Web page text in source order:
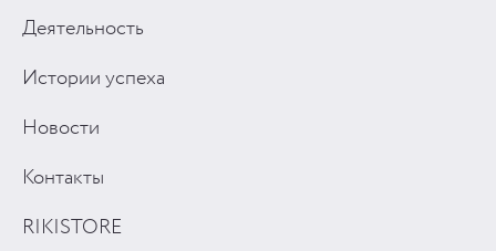
Деятельность
Истории успеха
Новости
Контакты
RIKISTORE